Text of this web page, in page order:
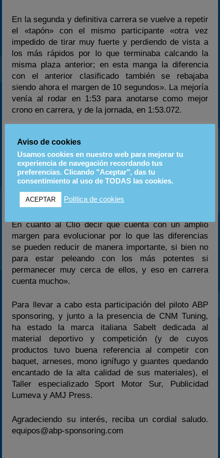
En la segunda y definitiva carrera se vuelve a repetir
el «tapón» con el mismo participante «otra vez
impedido de tirar muy fuerte y perdiendo de vista a
los más rápidos por lo que terminaba calcando la
misma plaza anterior; en esta manga la diferencia
con el anterior clasificado también se rebajaba
siendo ahora el margen de 10 segundos». La mejoría
venía al rodar en 1:53 para anotarse como mejor
crono en carrera, y de la jornada, en 1:53.072.
agradecer las muestras de ánimos de los aficionados
y el seguimiento realizado por los diferentes medios
de comunicación locales haciéndome más entrañable
la invitación que me han hecho los componentes de
mi Club ABP sponsoring y CNM Tuning para estar en
el cierre de la temporada de la velocidad canaria.
En cuanto al Clio decir que cuenta con un amplio
margen para evolucionar por lo que las diferencias
se pueden reducir de manera importante, si bien no
para estar peleando con los más potentes si
permanecer muy cerca de ellos, y eso en carrera
cuenta mucho».
Para llevar a cabo esta participación del piloto ABP
sponsoring, y junto a la presencia de CNM Tuning,
ha estado la marca italiana Sabelt dedicada al
material deportivo y competición (y de cuyos
productos tuvo buena referencia al competir con
baquet, arneses, mono ignífugo y guantes quedando
encantado de la alta calidad de sus materiales), el
Taller especializado Sport Motor Sur, Publicidad
Lumeva y AMJ Press.
Agradeciendo su interés, reciba un cordial saludo.
equipos@abp-sponsoring.com
Aviso de cookies
Usamos cookies en nuestro web para mejorar tu
experiencia de navegación recordando tus
preferencias. Clicando "Aceptar", das tu
consentimiento al uso de TODAS las cookies.
ACEPTAR Política de cookies